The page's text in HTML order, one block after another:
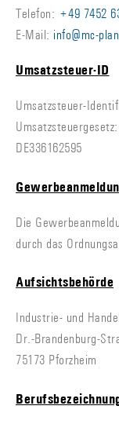
Telefon: +49 7452
E-Mail: info@mc-
Umsatzsteuer-ID
Umsatzsteuer-
Umsatzsteuergesetz:
DE336162595
Die
durch das
Aufsichtsbehörde
Industrie- und
Dr.-Brandenburg-
75173 Pforzheim